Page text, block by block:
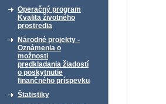
Operačný program
Kvalita životného
prostredia
Národné projekty -
Oznámenia o
možnosti
predkladania žiadostí
o poskytnutie
finančného príspevku
Štatistiky